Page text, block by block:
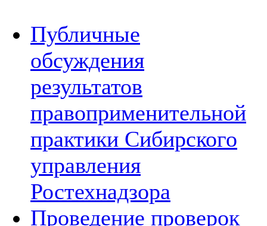
Публичные
обсуждения
результатов
правоприменительной
практики Сибирского
управления
Ростехнадзора
Проведение проверок